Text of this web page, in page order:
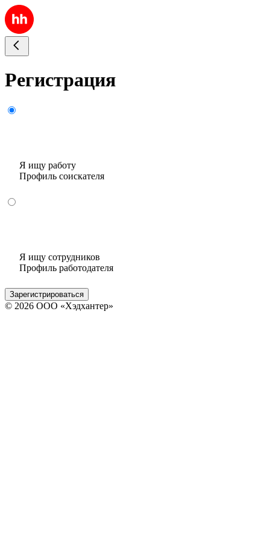
Регистрация
Я ищу работу
Профиль соискателя
Я ищу сотрудников
Профиль работодателя
Зарегистрироваться
© 2026 ООО «Хэдхантер»